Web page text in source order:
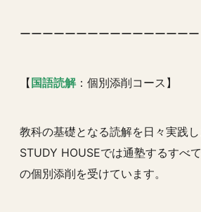
ーーーーーーーーーーーーーーーー
【 国語読解：個別添削コース】
教科の基礎となる読解を日々実践し
STUDY HOUSEでは通塾するすべ
の個別添削を受けています。